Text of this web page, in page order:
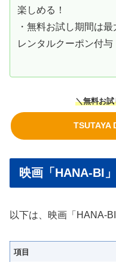
楽しめる！
・無料お試し期間は
レンタルクーポン付与
＼無料お
TSUTAYA
映画「HANA-BI
以下は、映画「HANA-
項目